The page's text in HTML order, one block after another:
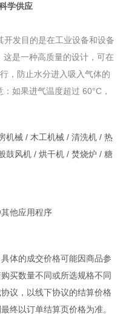
学供应
发目的是在工业设备和设备
是一种高质量的设计，可在
，防止水分进入吸入气体的
如果进气温度超过 60°C，
机械 / 木工机械 / 清洗机 / 热
鼓风机 / 烘干机 / 焚烧炉 / 糖
他应用程序
体的成交价格可能因商品参
买数量不同或所选规格不同
议，以线下协议的结算价格
终以订单结算页价格为准。